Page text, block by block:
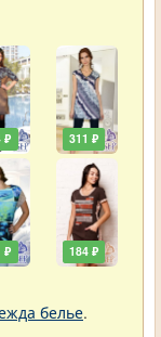
₽
₽
311 ₽
184 ₽
белье.